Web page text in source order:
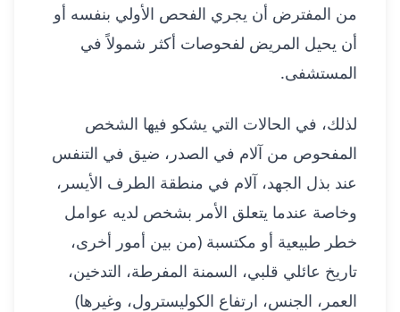
من المفترض أن يجري الفحص الأولي بنفسه أو
أن يحيل المريض لفحوصات أكثر شمولاً في
المستشفى.
لذلك، في الحالات التي يشكو فيها الشخص
المفحوص من آلام في الصدر، ضيق في التنفس
عند بذل الجهد، آلام في منطقة الطرف الأيسر،
وخاصة عندما يتعلق الأمر بشخص لديه عوامل
خطر طبيعية أو مكتسبة (من بين أمور أخرى،
تاريخ عائلي قلبي، السمنة المفرطة، التدخين،
العمر، الجنس، ارتفاع الكوليسترول، وغيرها)